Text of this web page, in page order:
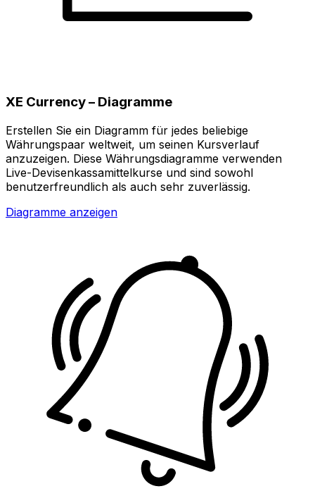
XE Currency – Diagramme
Erstellen Sie ein Diagramm für jedes beliebige
Währungspaar weltweit, um seinen Kursverlauf
anzuzeigen. Diese Währungsdiagramme verwenden
Live-Devisenkassamittelkurse und sind sowohl
benutzerfreundlich als auch sehr zuverlässig.
Diagramme anzeigen